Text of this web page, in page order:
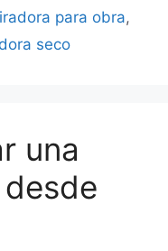
para obra,
seco
una